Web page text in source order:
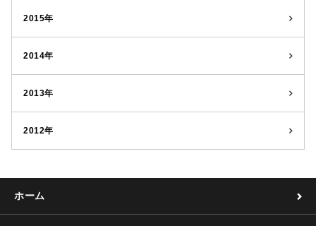
2015年
2014年
2013年
2012年
ホーム